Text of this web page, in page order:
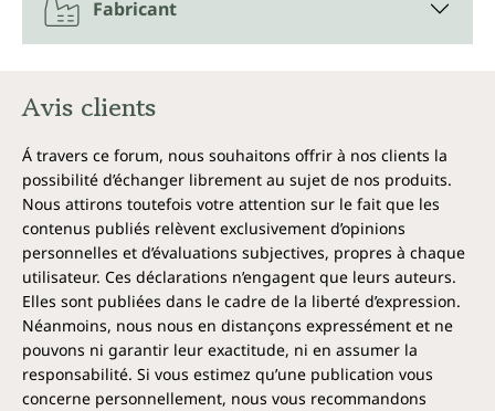
Fabricant
Avis clients
Á travers ce forum, nous souhaitons offrir à nos clients la
possibilité d’échanger librement au sujet de nos produits.
Nous attirons toutefois votre attention sur le fait que les
contenus publiés relèvent exclusivement d’opinions
personnelles et d’évaluations subjectives, propres à chaque
utilisateur. Ces déclarations n’engagent que leurs auteurs.
Elles sont publiées dans le cadre de la liberté d’expression.
Néanmoins, nous nous en distançons expressément et ne
pouvons ni garantir leur exactitude, ni en assumer la
responsabilité. Si vous estimez qu’une publication vous
concerne personnellement, nous vous recommandons